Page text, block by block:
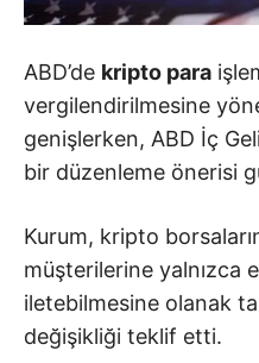
ABD’de kripto para
vergilendirilmesine
genişlerken, ABD İç
bir düzenleme önerisi
Kurum, kripto
müşterilerine yalnızca
iletebilmesine olanak
değişikliği teklif etti.